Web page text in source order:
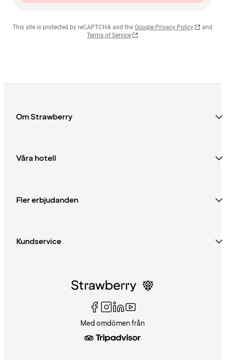
This site is protected by reCAPTCHA and the Google Privacy Policy
and
Terms of Service
Om Strawberry
Våra hotell
Fler erbjudanden
Kundservice
Med omdömen från